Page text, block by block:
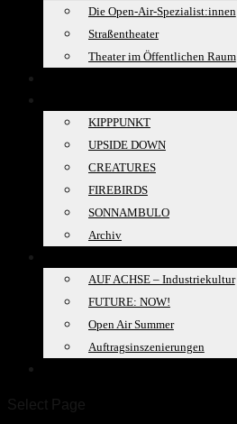
Die Open-Air-Spezialist:innen
Straßentheater
Theater im Öffentlichen Raum
KIPPPUNKT
UPSIDE DOWN
CREATURES
FIREBIRDS
SONNAMBULO
Archiv
AUF ACHSE – Industriekultur
FUTURE: NOW!
Open Air Summer
Auftragsinszenierungen
Select Page